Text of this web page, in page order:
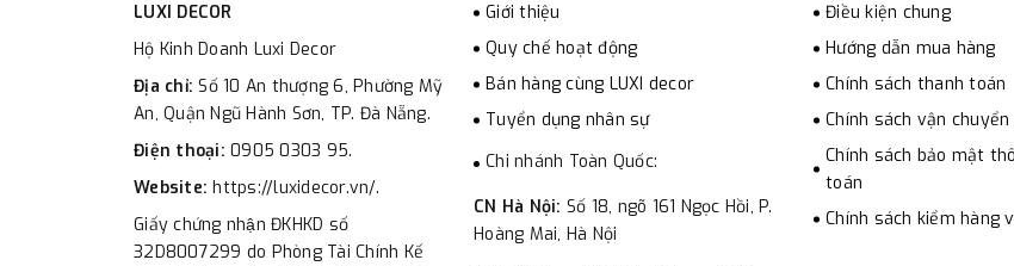
LUXI DECOR
Hộ Kinh Doanh Luxi Decor
Địa chỉ: Số 10 An thượng 6, Phường Mỹ
An, Quận Ngũ Hành Sơn, TP. Đà Nẵng.
Điện thoại: 0905 0303 95.
Website: https://luxidecor.vn/.
Giấy chứng nhận ĐKHKD số
32D8007299 do Phòng Tài Chính Kế
Giới thiệu
Quy chế hoạt động
Bán hàng cùng LUXI decor
Tuyển dụng nhân sự
Chi nhánh Toàn Quốc:
CN Hà Nội: Số 18, ngõ 161 Ngọc Hồi, P.
Hoàng Mai, Hà Nội
Điều kiện chung
Hướng dẫn mua hàng
Chính sách thanh toán
Chính sách vận
Chính sách bảo mật
toán
Chính sách kiểm hàng